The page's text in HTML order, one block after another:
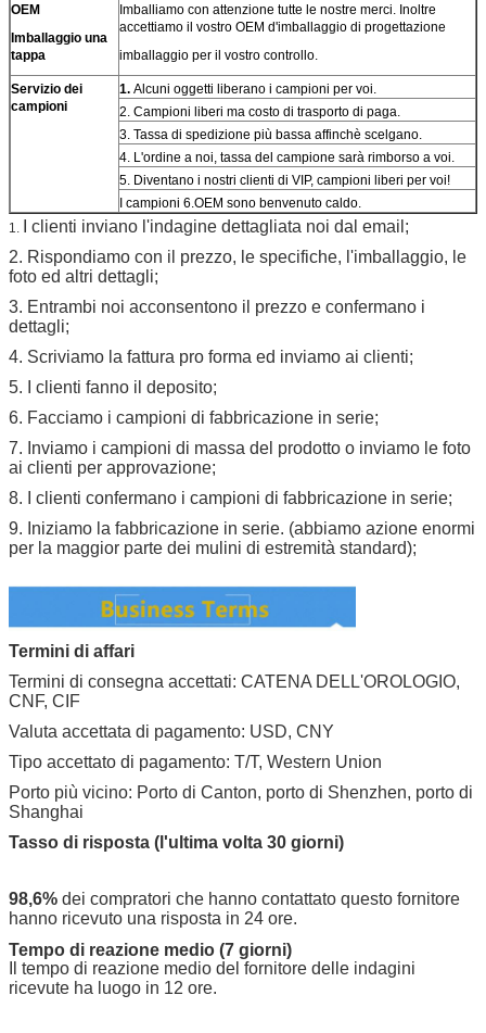
OEM
Imballaggio una
tappa
Imballiamo con attenzione tutte le nostre merci. Inoltre
accettiamo il vostro OEM d'imballaggio di progettazione
imballaggio per il vostro controllo.
Servizio dei
campioni
1. Alcuni oggetti liberano i campioni per voi.
2. Campioni liberi ma costo di trasporto di paga.
3. Tassa di spedizione più bassa affinchè scelgano.
4. L'ordine a noi, tassa del campione sarà rimborso a voi.
5. Diventano i nostri clienti di VIP, campioni liberi per voi!
I campioni 6.OEM sono benvenuto caldo.
1.
I clienti inviano l'indagine dettagliata noi dal email;
2. Rispondiamo con il prezzo, le specifiche, l'imballaggio, le
foto ed altri dettagli;
3. Entrambi noi acconsentono il prezzo e confermano i
dettagli;
4. Scriviamo la fattura pro forma ed inviamo ai clienti;
5. I clienti fanno il deposito;
6. Facciamo i campioni di fabbricazione in serie;
7. Inviamo i campioni di massa del prodotto o inviamo le foto
ai clienti per approvazione;
8. I clienti confermano i campioni di fabbricazione in serie;
9. Iniziamo la fabbricazione in serie. (abbiamo azione enormi
per la maggior parte dei mulini di estremità standard);
Termini di affari
Termini di consegna accettati: CATENA DELL'OROLOGIO,
CNF, CIF
Valuta accettata di pagamento: USD, CNY
Tipo accettato di pagamento: T/T, Western Union
Porto più vicino: Porto di Canton, porto di Shenzhen, porto di
Shanghai
Tasso di risposta (l'ultima volta 30 giorni)
98,6% dei compratori che hanno contattato questo fornitore
hanno ricevuto una risposta in 24 ore.
Tempo di reazione medio (7 giorni)
Il tempo di reazione medio del fornitore delle indagini
ricevute ha luogo in 12 ore.